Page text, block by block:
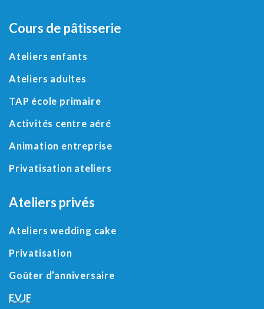
Cours de pâtisserie
Ateliers enfants
Ateliers adultes
TAP école primaire
Activités centre aéré
Animation entreprise
Privatisation ateliers
Ateliers privés
Ateliers wedding cake
Privatisation
Goûter d’anniversaire
EVJF